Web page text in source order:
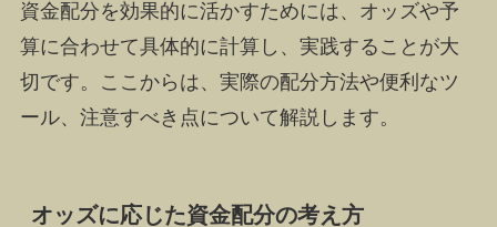
資金配分を効果的に活かすためには、オッズや予
算に合わせて具体的に計算し、実践することが大
切です。ここからは、実際の配分方法や便利なツ
ール、注意すべき点について解説します。
オッズに応じた資金配分の考え方